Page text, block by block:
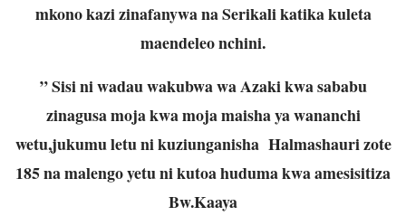
mkono kazi zinafanywa na Serikali katika kuleta
maendeleo nchini.
” Sisi ni wadau wakubwa wa Azaki kwa sababu
zinagusa moja kwa moja maisha ya wananchi
wetu,jukumu letu ni kuziunganisha Halmashauri zote
185 na malengo yetu ni kutoa huduma kwa amesisitiza
Bw.Kaaya